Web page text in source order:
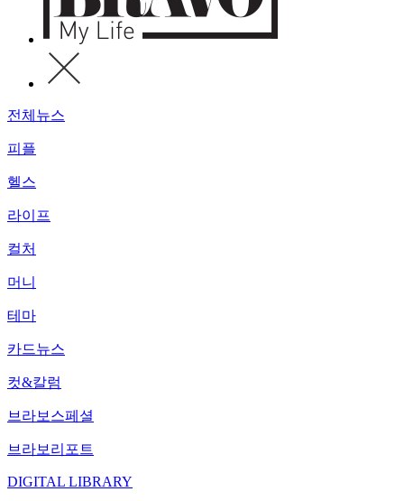
전체뉴스
피플
헬스
라이프
컬처
머니
테마
카드뉴스
컷&칼럼
브라보스페셜
브라보리포트
DIGITAL LIBRARY